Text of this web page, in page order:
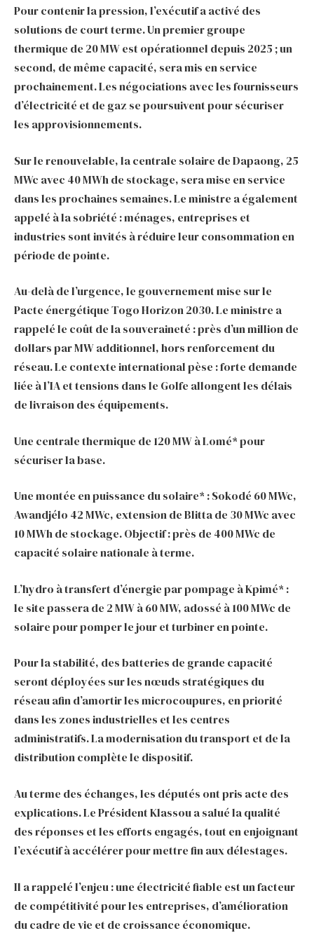
Pour contenir la pression, l’exécutif a activé des
solutions de court terme. Un premier groupe
thermique de 20 MW est opérationnel depuis 2025 ; un
second, de même capacité, sera mis en service
prochainement. Les négociations avec les fournisseurs
d’électricité et de gaz se poursuivent pour sécuriser
les approvisionnements.
Sur le renouvelable, la centrale solaire de Dapaong, 25
MWc avec 40 MWh de stockage, sera mise en service
dans les prochaines semaines. Le ministre a également
appelé à la sobriété : ménages, entreprises et
industries sont invités à réduire leur consommation en
période de pointe.
Au-delà de l’urgence, le gouvernement mise sur le
Pacte énergétique Togo Horizon 2030. Le ministre a
rappelé le coût de la souveraineté : près d’un million de
dollars par MW additionnel, hors renforcement du
réseau. Le contexte international pèse : forte demande
liée à l’IA et tensions dans le Golfe allongent les délais
de livraison des équipements.
Une centrale thermique de 120 MW à Lomé* pour
sécuriser la base.
Une montée en puissance du solaire* : Sokodé 60 MWc,
Awandjélo 42 MWc, extension de Blitta de 30 MWc avec
10 MWh de stockage. Objectif : près de 400 MWc de
capacité solaire nationale à terme.
L’hydro à transfert d’énergie par pompage à Kpimé* :
le site passera de 2 MW à 60 MW, adossé à 100 MWc de
solaire pour pomper le jour et turbiner en pointe.
Pour la stabilité, des batteries de grande capacité
seront déployées sur les nœuds stratégiques du
réseau afin d’amortir les microcoupures, en priorité
dans les zones industrielles et les centres
administratifs. La modernisation du transport et de la
distribution complète le dispositif.
Au terme des échanges, les députés ont pris acte des
explications. Le Président Klassou a salué la qualité
des réponses et les efforts engagés, tout en enjoignant
l’exécutif à accélérer pour mettre fin aux délestages.
Il a rappelé l’enjeu : une électricité fiable est un facteur
de compétitivité pour les entreprises, d’amélioration
du cadre de vie et de croissance économique.